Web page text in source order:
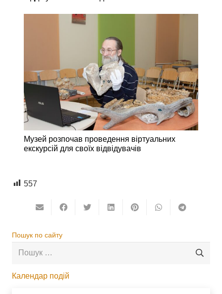
Музей розпочав проведення віртуальних
екскурсій для своїх відвідувачів
557
Пошук по сайту
Пошук:
Календар подій